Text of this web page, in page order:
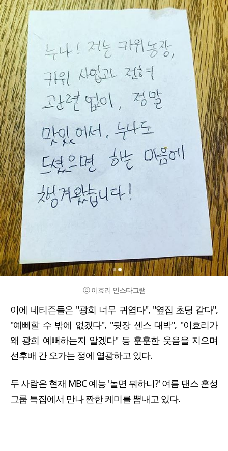
ⓒ 이효리 인스타그램
이에 네티즌들은 "광희 너무 귀엽다", "옆집 초딩 같다",
"예뻐할 수 밖에 없겠다", "뒷장 센스 대박", "이효리가
왜 광희 예뻐하는지 알겠다" 등 훈훈한 웃음을 지으며
선후배 간 오가는 정에 열광하고 있다.
두 사람은 현재 MBC 예능 '놀면 뭐하니?' 여름 댄스 혼성
그룹 특집에서 만나 짠한 케미를 뽐내고 있다.